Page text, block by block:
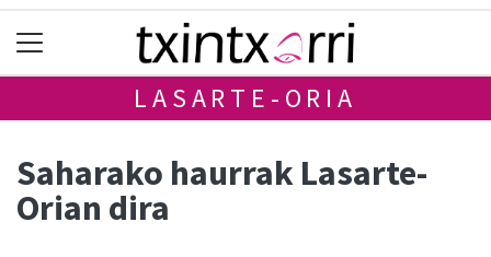
LASARTE-ORIA
Saharako haurrak Lasarte-
Orian dira